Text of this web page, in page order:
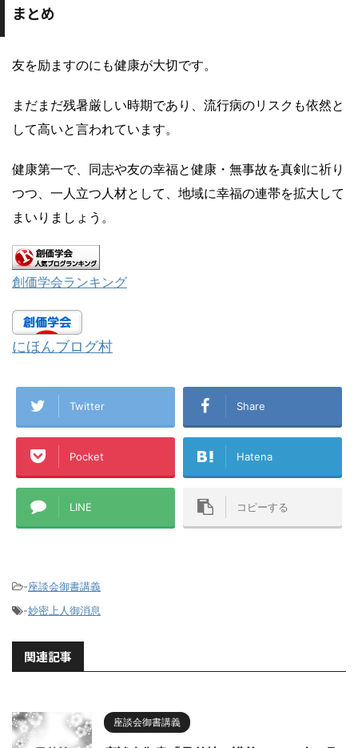
まとめ
友を励ますのにも健康が大切です。
まだまだ残暑厳しい時期であり、流行病のリスクも依然と
して高いと言われています。
健康第一で、同志や友の幸福と健康・無事故を真剣に祈り
つつ、一人立つ人材として、地域に幸福の連帯を拡大して
まいりましょう。
創価学会ランキング
にほんブログ村
Twitter Share
Pocket Hatena
LINE コピーする
-座談会御書講義
-妙密上人御消息
関連記事
座談会御書講義